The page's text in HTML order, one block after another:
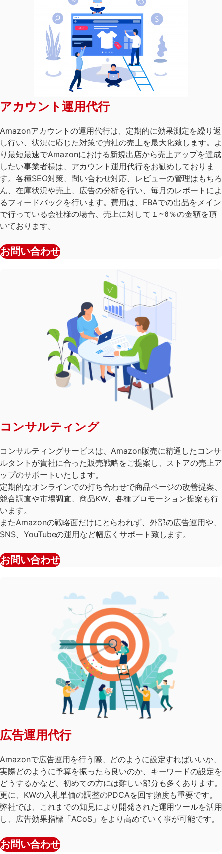
アカウント運用代行
Amazonアカウントの運用代行は、定期的に効果測定を繰り返
し行い、状況に応じた対策で貴社の売上を最大化致します。よ
り最短最速でAmazonにおける新規出店から売上アップを達成
したい事業者様は、アカウント運用代行をお勧めしておりま
す。各種SEO対策、問い合わせ対応、レビューの管理はもちろ
ん、在庫状況や売上、広告の分析を行い、毎月のレポートによ
るフィードバックを行います。費用は、FBAでの出品をメイン
で行っている会社様の場合、売上に対して１~6％の金額を頂
いております。
お問い合わせ
コンサルティング
コンサルティングサービスは、Amazon販売に精通したコンサ
ルタントが貴社に合った販売戦略をご提案し、ストアの売上ア
ップのサポートいたします。
定期的なオンラインでの打ち合わせで商品ページの改善提案、
競合調査や市場調査、商品KW、各種プロモーション提案も行
います。
またAmazonの戦略面だけにとらわれず、外部の広告運用や、
SNS、YouTubeの運用など幅広くサポート致します。
お問い合わせ
広告運用代行
Amazonで広告運用を行う際、どのように設定すればいいか、
実際どのように予算を振ったら良いのか、キーワードの設定を
どうするかなど、初めての方には難しい部分も多くあります。
更に、KWの入札単価の調整のPDCAを回す頻度も重要です。
弊社では、これまでの知見により開発された運用ツールを活用
し、広告効果指標「ACoS」をより高めていく事が可能です。
お問い合わせ